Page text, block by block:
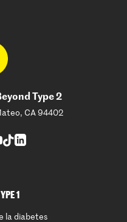
Type 2
CA 94402
1
la diabetes